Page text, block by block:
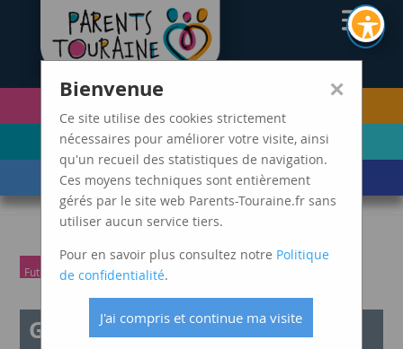
PETITE ENFANCE
(0-5 ANS)
ENFANCE
(6-11 ANS)
ADOLESCENCE ET
JEUNES ADULTES
LES ÉVÈNEMENTS
DE VIE MARDIS SPAGHETTI
Futurs parents Parents
Goûter des parents
×
Bienvenue
Ce site utilise des cookies strictement
nécessaires pour améliorer votre visite, ainsi
qu'un recueil des statistiques de navigation.
Ces moyens techniques sont entièrement
gérés par le site web Parents-Touraine.fr sans
utiliser aucun service tiers.
Pour en savoir plus consultez notre Politique
de confidentialité.
J'ai compris et continue ma visite